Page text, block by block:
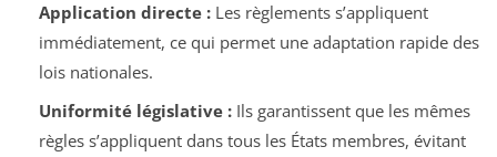
Application directe :Les règlements s’appliquent
immédiatement, ce qui permet une adaptation rapide des
lois nationales.
Uniformité législative :Ils garantissent que les mêmes
règles s’appliquent dans tous les États membres, évitant